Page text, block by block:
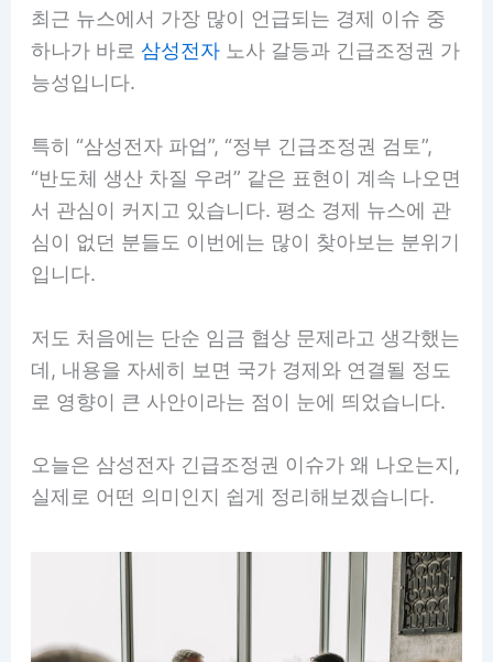
최근 뉴스에서 가장 많이 언급되는 경제 이슈 중
하나가 바로 삼성전자노사 갈등과 긴급조정권 가
능성입니다.
특히 “삼성전자 파업”, “정부 긴급조정권 검토”,
“반도체 생산 차질 우려” 같은 표현이 계속 나오면
서 관심이 커지고 있습니다. 평소 경제 뉴스에 관
심이 없던 분들도 이번에는 많이 찾아보는 분위기
입니다.
저도 처음에는 단순 임금 협상 문제라고 생각했는
데, 내용을 자세히 보면 국가 경제와 연결될 정도
로 영향이 큰 사안이라는 점이 눈에 띄었습니다.
오늘은 삼성전자 긴급조정권 이슈가 왜 나오는지,
실제로 어떤 의미인지 쉽게 정리해보겠습니다.